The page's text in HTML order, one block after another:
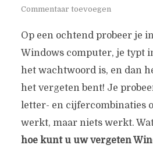
Commentaar toevoegen
Op een ochtend probeer je
Windows computer, je typt
het wachtwoord is, en dan
het vergeten bent! Je
letter- en cijfercombinaties
werkt, maar niets werkt.
hoe kunt u uw vergeten